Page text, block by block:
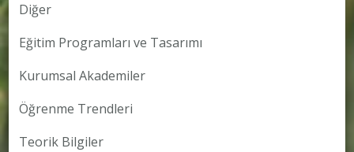
Diğer
Eğitim Programları ve Tasarımı
Kurumsal Akademiler
Öğrenme Trendleri
Teorik Bilgiler